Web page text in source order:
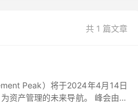
共 1 篇文章
Peak）将于2024年4月14日
资产管理的未来导航。 峰会由澳